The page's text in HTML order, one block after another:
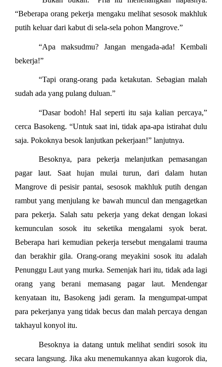
“Beberapa orang pekerja mengaku melihat sesosok makhluk
putih keluar dari kabut di sela-sela pohon Mangrove.”
“Apa maksudmu? Jangan mengada-ada! Kembali
bekerja!”
“Tapi orang-orang pada ketakutan. Sebagian malah
sudah ada yang pulang duluan.”
“Dasar bodoh! Hal seperti itu saja kalian percaya,”
cerca Basokeng. “Untuk saat ini, tidak apa-apa istirahat dulu
saja. Pokoknya besok lanjutkan pekerjaan!” lanjutnya.
Besoknya, para pekerja melanjutkan pemasangan
pagar laut. Saat hujan mulai turun, dari dalam hutan
Mangrove di pesisir pantai, sesosok makhluk putih dengan
rambut yang menjulang ke bawah muncul dan mengagetkan
para pekerja. Salah satu pekerja yang dekat dengan lokasi
kemunculan sosok itu seketika mengalami syok berat.
Beberapa hari kemudian pekerja tersebut mengalami trauma
dan berakhir gila. Orang-orang meyakini sosok itu adalah
Penunggu Laut yang murka. Semenjak hari itu, tidak ada lagi
orang yang berani memasang pagar laut. Mendengar
kenyataan itu, Basokeng jadi geram. Ia mengumpat-umpat
para pekerjanya yang tidak becus dan malah percaya dengan
takhayul konyol itu.
Besoknya ia datang untuk melihat sendiri sosok itu
secara langsung. Jika aku menemukannya akan kugorok dia,